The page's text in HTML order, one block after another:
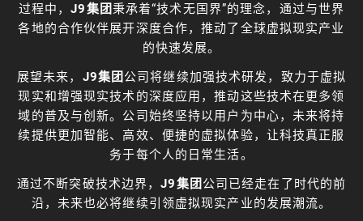
过程中，J9集团秉承着“技术无国界”的理念，通过与世界
各地的合作伙伴展开深度合作，推动了全球虚拟现实产业
的快速发展。
展望未来， J9集团 公司将继续加强技术研发，致力于虚拟
现实和增强现实技术的深度应用，推动这些技术在更多领
域的普及与创新。公司始终坚持以用户为中心，未来将持
续提供更加智能、高效、便捷的虚拟体验，让科技真正服
务于每个人的日常生活。
通过不断突破技术边界，J9集团 公司已经走在了时代的前
沿，未来也必将继续引领虚拟现实产业的发展潮流。